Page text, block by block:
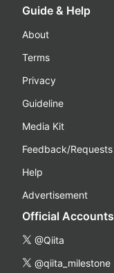
Guide & Help
About
Terms
Privacy
Guideline
Media Kit
Feedback/Requests
Help
Advertisement
Official Accounts
@Qiita
@qiita_milestone